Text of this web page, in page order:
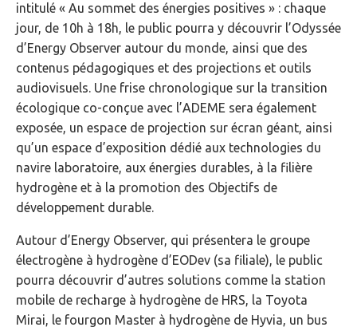
intitulé « Au sommet des énergies positives » : chaque
jour, de 10h à 18h, le public pourra y découvrir l’Odyssée
d’Energy Observer autour du monde, ainsi que des
contenus pédagogiques et des projections et outils
audiovisuels. Une frise chronologique sur la transition
écologique co-conçue avec l’ADEME sera également
exposée, un espace de projection sur écran géant, ainsi
qu’un espace d’exposition dédié aux technologies du
navire laboratoire, aux énergies durables, à la filière
hydrogène et à la promotion des Objectifs de
développement durable.
Autour d’Energy Observer, qui présentera le groupe
électrogène à hydrogène d’EODev (sa filiale), le public
pourra découvrir d’autres solutions comme la station
mobile de recharge à hydrogène de HRS, la Toyota
Mirai, le fourgon Master à hydrogène de Hyvia, un bus